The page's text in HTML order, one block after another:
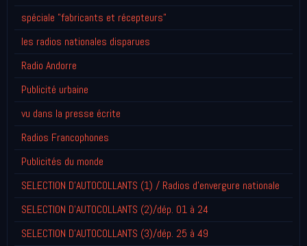
spéciale "fabricants et récepteurs"
les radios nationales disparues
Radio Andorre
Publicité urbaine
vu dans la presse écrite
Radios Francophones
Publicités du monde
SELECTION D'AUTOCOLLANTS (1) / Radios d'envergure nationale
SELECTION D'AUTOCOLLANTS (2)/dép. 01 à 24
SELECTION D'AUTOCOLLANTS (3)/dép. 25 à 49